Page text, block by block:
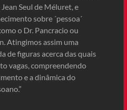
Seul de Méluret, e
sobre ´pessoa´
o Dr. Pancracio ou
Atingimos assim uma
de figuras acerca das quais
vagas, compreendendo
e a dinâmica do